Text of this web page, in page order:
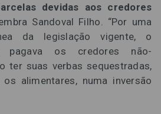
devidas aos credores
Sandoval Filho. “Por uma
da legislação vigente, o
pagava os credores não-
ter suas verbas sequestradas,
alimentares, numa inversão